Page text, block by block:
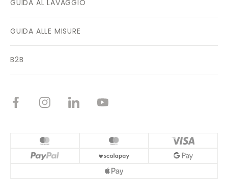
GUIDA AL LAVAGGIO
GUIDA ALLE MISURE
B2B